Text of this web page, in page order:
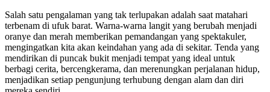
Salah satu pengalaman yang tak terlupakan adalah saat matahari
terbenam di ufuk barat. Warna-warna langit yang berubah menjadi
oranye dan merah memberikan pemandangan yang spektakuler,
mengingatkan kita akan keindahan yang ada di sekitar. Tenda yang
mendirikan di puncak bukit menjadi tempat yang ideal untuk
berbagi cerita, bercengkerama, dan merenungkan perjalanan hidup,
menjadikan setiap pengunjung terhubung dengan alam dan diri